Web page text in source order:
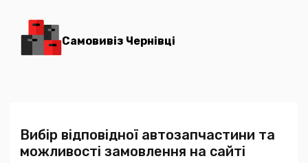
Самовивіз Чернівці
Вибір відповідної автозапчастини та
можливості замовлення на сайті